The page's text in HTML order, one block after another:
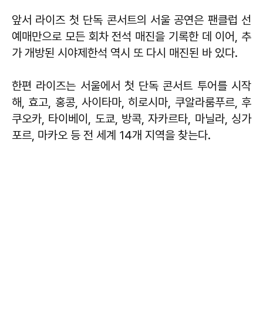
앞서 라이즈 첫 단독 콘서트의 서울 공연은 팬클럽 선
예매만으로 모든 회차 전석 매진을 기록한 데 이어, 추
가 개방된 시야제한석 역시 또 다시 매진된 바 있다.
한편 라이즈는 서울에서 첫 단독 콘서트 투어를 시작
해, 효고, 홍콩, 사이타마, 히로시마, 쿠알라룸푸르, 후
쿠오카, 타이베이, 도쿄, 방콕, 자카르타, 마닐라, 싱가
포르, 마카오 등 전 세계 14개 지역을 찾는다.